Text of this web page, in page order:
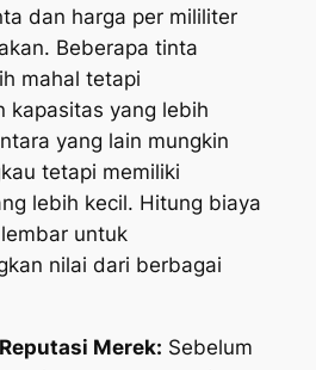
dan harga per mililiter
Beberapa tinta
mahal tetapi
kapasitas yang lebih
yang lain mungkin
tetapi memiliki
lebih kecil. Hitung biaya
untuk
nilai dari berbagai
Merek: Sebelum